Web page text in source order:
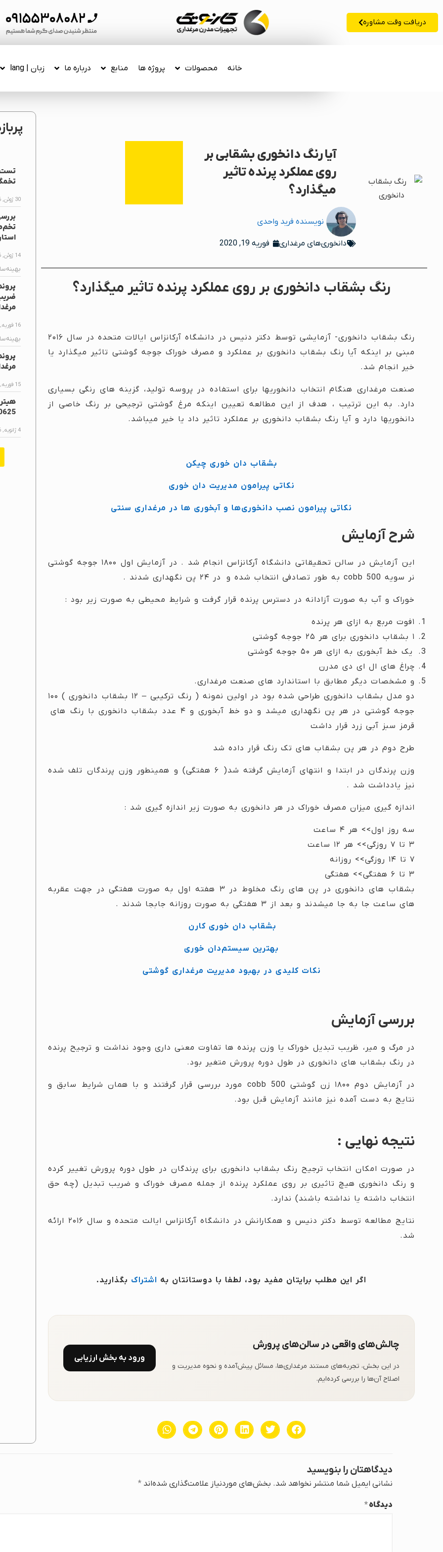
دریافت وقت مشاوره
خانه محصولات پروژه ها منابع درباره ما زبان | lang
آیا رنگ دانخوری بشقابی بر
روی عملکرد پرنده تاثیر
میگذارد؟
نویسنده فرید واحدی
دانخوری‌های مرغداری فوریه 19, 2020
رنگ بشقاب دانخوری بر روی عملکرد پرنده تاثیر میگذارد؟
رنگ بشقاب دانخوری- آزمایشی توسط دکتر دنیس در دانشگاه آرکانزاس ایالات متحده در سال ۲۰۱۶
مبنی بر اینکه آیا رنگ بشقاب دانخوری بر عملکرد و مصرف خوراک جوجه گوشتی تاثیر میگذارد یا
خیر انجام شد.
صنعت مرغداری هنگام انتخاب دانخوریها برای استفاده در پروسه تولید، گزینه های رنگی بسیاری
دارد. به این ترتیب ، هدف از این مطالعه تعیین اینکه مرغ گوشتی ترجیحی بر رنگ خاصی از
دانخوریها دارد و آیا رنگ بشقاب دانخوری بر عملکرد تاثیر داد یا خیر میباشد.
بشقاب‌ دان خوری چیکن
نکاتی پیرامون مدیریت دان خوری
نکاتی پیرامون نصب دانخوری‌ها و آبخوری ها در مرغداری سنتی
شرح آزمایش
این آزمایش در سالن تحقیقاتی دانشگاه آرکانزاس انجام شد . در آزمایش اول ۱۸۰۰ جوجه گوشتی
نر سویه cobb 500 به طور تصادفی انتخاب شده و در ۲۴ پن نگهداری شدند .
خوراک و آب به صورت آزادانه در دسترس پرنده قرار گرفت و شرایط محیطی به صورت زیر بود :
۱فوت مربع به ازای هر پرنده
۱ بشقاب دانخوری برای هر ۲۵ جوجه گوشتی
یک خط آبخوری به ازای هر ۵۰ جوجه گوشتی
چراغ های ال ای دی مدرن
و مشخصات دیگر مطابق با استاندارد های صنعت مرغداری.
دو مدل بشقاب دانخوری طراحی شده بود در اولین نمونه ( رنگ ترکیبی – ۱۲ بشقاب دانخوری ) ۱۰۰
جوجه گوشتی در هر پن نگهداری میشد و دو خط آبخوری و ۴ عدد بشقاب دانخوری با رنگ های
قرمز سبز آبی زرد قرار داشت
طرح دوم در هر پن بشقاب های تک رنگ قرار داده شد
وزن پرندگان در ابتدا و انتهای آزمایش گرفته شد( ۶ هفتگی) و همینطور وزن پرندگان تلف شده
نیز یادداشت شد .
اندازه گیری میزان مصرف خوراک در هر دانخوری به صورت زیر اندازه گیری شد :
سه روز اول>> هر ۴ ساعت
۳ تا ۷ روزگی>> هر ۱۲ ساعت
۷ تا ۱۴ روزگی>> روزانه
۳ تا ۶ هفتگی>> هفتگی
بشقاب های دانخوری در پن های رنگ مخلوط در ۳ هفته اول به صورت هفتگی در جهت عقربه
های ساعت جا به جا میشدند و بعد از ۳ هفتگی به صورت روزانه جابجا شدند .
بشقاب‌ دان خوری کارن
بهترین سیستم‌دان خوری
نکات کلیدی در بهبود مدیریت مرغداری گوشتی
بررسی آزمایش
در مرگ و میر، ظریب تبدیل خوراک یا وزن پرنده ها تفاوت معنی داری وجود نداشت و ترجیح پرنده
در رنگ بشقاب های دانخوری در طول دوره پرورش متغیر بود.
در آزمایش دوم ۱۸۰۰ زن گوشتی cobb 500 مورد بررسی قرار گرفتند و با همان شرایط سابق و
نتایج به دست آمده نیز مانند آزمایش قبل بود.
نتیجه نهایی :
در صورت امکان انتخاب ترجیح رنگ بشقاب دانخوری برای پرندگان در طول دوره پرورش تغییر کرده
و رنگ دانخوری هیچ تاثیری بر روی عملکرد پرنده از جمله مصرف خوراک و ضریب تبدیل (چه حق
انتخاب داشته یا نداشته باشند) ندارد.
نتایج مطالعه توسط دکتر دنیس و همکارانش در دانشگاه آرکانزاس ایالت متحده و سال ۲۰۱۶ ارائه
شد.
اگر این مطلب برایتان مفید بود، لطفا با دوستانتان به اشتراک بگذارید.
چالش‌های واقعی در سالن‌های پرورش
در این بخش، تجربه‌های مستند مرغداری‌ها، مسائل پیش‌آمده و نحوه مدیریت و
اصلاح آن‌ها را بررسی کرده‌ایم.
ورود به بخش ارزیابی
تست
30 ژوئن, 2026
14 ژوئن, 2026
16 فوریه, 2026
15 فوریه, 2026
4 ژانویه, 2026
دیدگاهتان را بنویسید
نشانی ایمیل شما منتشر نخواهد شد. بخش‌های موردنیاز علامت‌گذاری شده‌اند *
دیدگاه*